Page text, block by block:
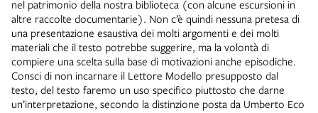
nel patrimonio della nostra biblioteca (con alcune escursioni in
altre raccolte documentarie). Non c’è quindi nessuna pretesa di
una presentazione esaustiva dei molti argomenti e dei molti
materiali che il testo potrebbe suggerire, ma la volontà di
compiere una scelta sulla base di motivazioni anche episodiche.
Consci di non incarnare il Lettore Modello presupposto dal
testo, del testo faremo un uso specifico piuttosto che darne
un’interpretazione, secondo la distinzione posta da Umberto Eco